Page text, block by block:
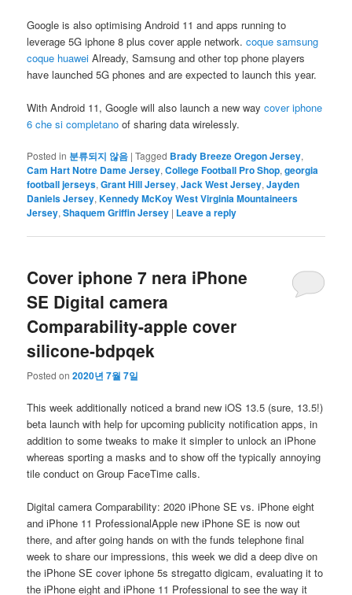
Google is also optimising Android 11 and apps running to
leverage 5G iphone 8 plus cover apple network.coque samsung
coque huawei Already, Samsung and other top phone players
have launched 5G phones and are expected to launch this year.
With Android 11, Google will also launch a new waycover iphone
6 che si completano of sharing data wirelessly.
Posted in 분류되지 않음 |Tagged Brady Breeze Oregon Jersey,
Cam Hart Notre Dame Jersey,College Football Pro Shop,georgia
football jerseys,Grant Hill Jersey,Jack West Jersey,Jayden
Daniels Jersey,Kennedy McKoy West Virginia Mountaineers
Jersey,Shaquem Griffin Jersey | Leave a reply
Cover iphone 7 nera iPhone
SE Digital camera
Comparability-apple cover
silicone-bdpqek
Posted on2020년 7월 7일
This week additionally noticed a brand new iOS 13.5 (sure, 13.5!)
beta launch with help for upcoming publicity notification apps, in
addition to some tweaks to make it simpler to unlock an iPhone
whereas sporting a masks and to show off the typically annoying
tile conduct on Group FaceTime calls.
Digital camera Comparability: 2020 iPhone SE vs. iPhone eight
and iPhone 11 ProfessionalApple new iPhone SE is now out
there, and after going hands on with the funds telephone final
week to share our impressions, this week we did a deep dive on
the iPhone SE cover iphone 5s stregatto digicam, evaluating it to
the iPhone eight and iPhone 11 Professional to see the way it